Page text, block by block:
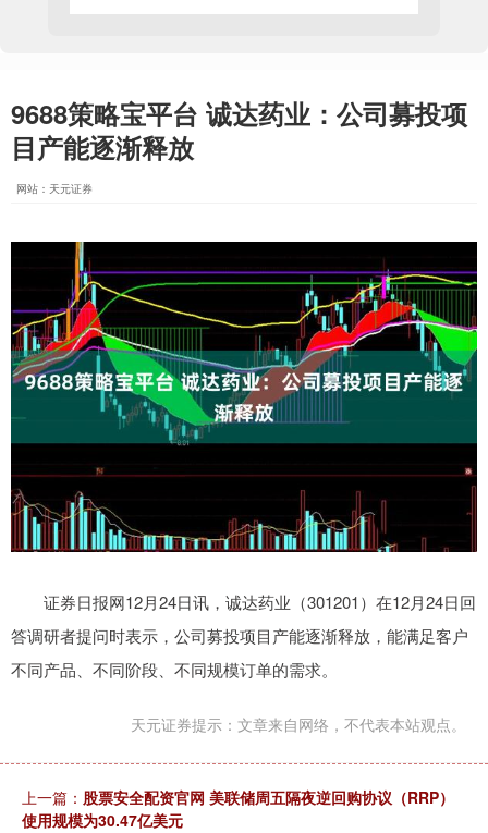
9688策略宝平台 诚达药业：公司募投项
目产能逐渐释放
网站：天元证券
证券日报网12月24日讯，诚达药业（301201）在12月24日回
答调研者提问时表示，公司募投项目产能逐渐释放，能满足客户
不同产品、不同阶段、不同规模订单的需求。
天元证券提示：文章来自网络，不代表本站观点。
上一篇： 股票安全配资官网 美联储周五隔夜逆回购协议（RRP）
使用规模为30.47亿美元